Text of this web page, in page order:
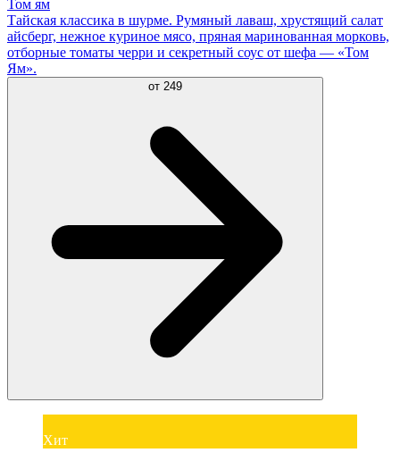
Том ям
Тайская классика в шурме. Румяный лаваш, хрустящий салат
айсберг, нежное куриное мясо, пряная маринованная морковь,
отборные томаты черри и секретный соус от шефа — «Том
Ям».
от 249
Хит